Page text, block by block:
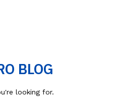
BLOG
looking for.